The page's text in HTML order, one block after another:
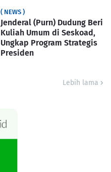
( NEWS )
Jenderal (Purn) Dudung Beri
Kuliah Umum di Seskoad,
Ungkap Program Strategis
Presiden
Lebih lama